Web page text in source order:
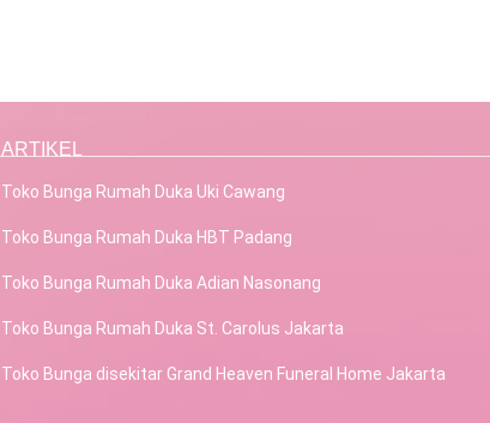
ARTIKEL
Toko Bunga Rumah Duka Uki Cawang
Toko Bunga Rumah Duka HBT Padang
Toko Bunga Rumah Duka Adian Nasonang
Toko Bunga Rumah Duka St. Carolus Jakarta
Toko Bunga disekitar Grand Heaven Funeral Home Jakarta